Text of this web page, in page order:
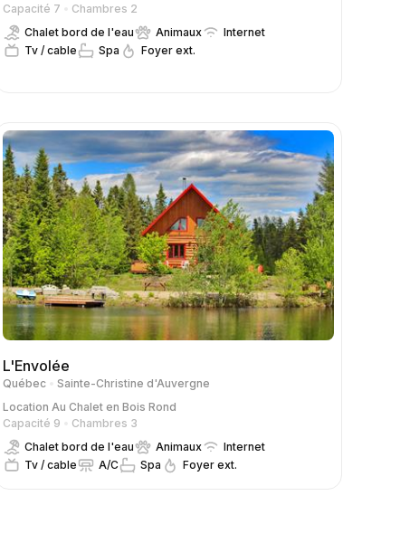
Capacité 7
Chambres 2
Chalet bord de l'eau
Animaux
Internet
Tv / cable
Spa Foyer ext.
L'Envolée
Québec
Sainte-Christine d'Auvergne
Location Au Chalet en Bois Rond
Capacité 9
Chambres 3
Chalet bord de l'eau
Animaux
Internet
Tv / cable
A/C Spa Foyer ext.